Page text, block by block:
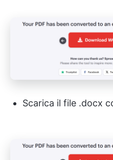
Scarica il file .docx